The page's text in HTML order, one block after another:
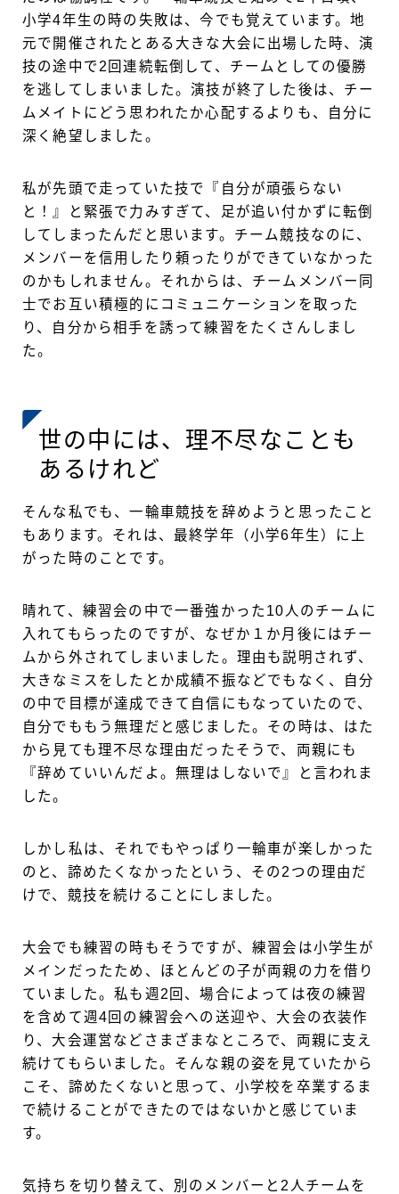
小学4年生の時の失敗は、今でも覚えています。地
元で開催されたとある大きな大会に出場した時、演
技の途中で2回連続転倒して、チームとしての優勝
を逃してしまいました。演技が終了した後は、チー
ムメイトにどう思われたか心配するよりも、自分に
深く絶望しました。
私が先頭で走っていた技で『自分が頑張らない
と！』と緊張で力みすぎて、足が追い付かずに転倒
してしまったんだと思います。チーム競技なのに、
メンバーを信用したり頼ったりができていなかった
のかもしれません。それからは、チームメンバー同
士でお互い積極的にコミュニケーションを取った
り、自分から相手を誘って練習をたくさんしまし
た。
世の中には、理不尽なことも
あるけれど
そんな私でも、一輪車競技を辞めようと思ったこと
もあります。それは、最終学年（小学6年生）に上
がった時のことです。
晴れて、練習会の中で一番強かった10人のチームに
入れてもらったのですが、なぜか１か月後にはチー
ムから外されてしまいました。理由も説明されず、
大きなミスをしたとか成績不振などでもなく、自分
の中で目標が達成できて自信にもなっていたので、
自分でももう無理だと感じました。その時は、はた
から見ても理不尽な理由だったそうで、両親にも
『辞めていいんだよ。無理はしないで』と言われま
した。
しかし私は、それでもやっぱり一輪車が楽しかった
のと、諦めたくなかったという、その2つの理由だ
けで、競技を続けることにしました。
大会でも練習の時もそうですが、練習会は小学生が
メインだったため、ほとんどの子が両親の力を借り
ていました。私も週2回、場合によっては夜の練習
を含めて週4回の練習会への送迎や、大会の衣装作
り、大会運営などさまざまなところで、両親に支え
続けてもらいました。そんな親の姿を見ていたから
こそ、諦めたくないと思って、小学校を卒業するま
で続けることができたのではないかと感じていま
す。
気持ちを切り替えて、別のメンバーと2人チームを